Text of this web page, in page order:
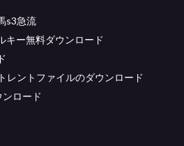
s3急流
キー無料ダウンロード
レントファイルのダウンロード
ロード